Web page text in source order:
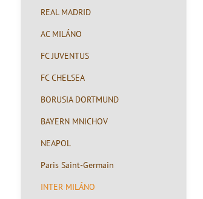
REAL MADRID
AC MILÁNO
FC JUVENTUS
FC CHELSEA
BORUSIA DORTMUND
BAYERN MNICHOV
NEAPOL
Paris Saint-Germain
INTER MILÁNO